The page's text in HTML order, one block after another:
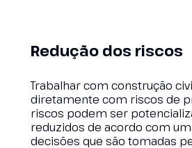
Redução dos riscos
Trabalhar com construção
diretamente com riscos de
riscos podem ser
reduzidos de acordo com
decisões que são tomadas